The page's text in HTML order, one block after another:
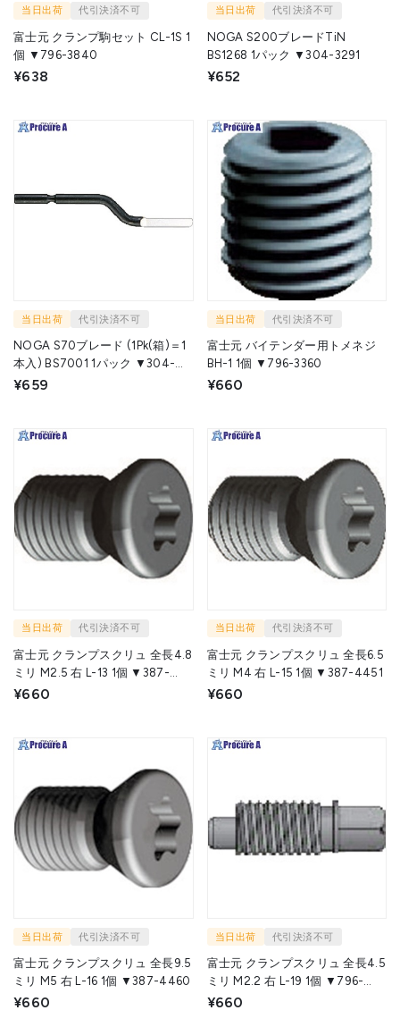
当日出荷 代引決済不可
富士元 クランプ駒セット CL-1S 1
個 ▼796-3840
¥638
当日出荷 代引決済不可
NOGA S200ブレードTiN
BS1268 1パック ▼304-3291
¥652
当日出荷 代引決済不可
NOGA S70ブレード (1Pk(箱)＝1
本入) BS7001 1パック ▼304-
3321
¥659
当日出荷 代引決済不可
富士元 バイテンダー用トメネジ
BH-1 1個 ▼796-3360
¥660
当日出荷 代引決済不可
富士元 クランプスクリュ 全長4.8
ミリ M2.5 右 L-13 1個 ▼387-
4443
¥660
当日出荷 代引決済不可
富士元 クランプスクリュ 全長6.5
ミリ M4 右 L-15 1個 ▼387-4451
¥660
当日出荷 代引決済不可
富士元 クランプスクリュ 全長9.5
ミリ M5 右 L-16 1個 ▼387-4460
¥660
当日出荷 代引決済不可
富士元 クランプスクリュ 全長4.5
ミリ M2.2 右 L-19 1個 ▼796-
5419
¥660